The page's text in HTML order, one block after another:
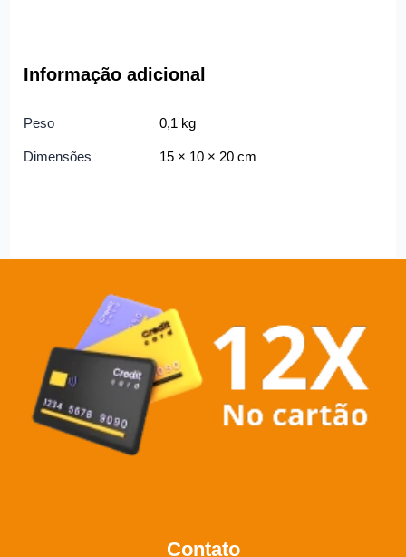
Informação adicional
Peso 0,1 kg
Dimensões 15 × 10 × 20 cm
Contato